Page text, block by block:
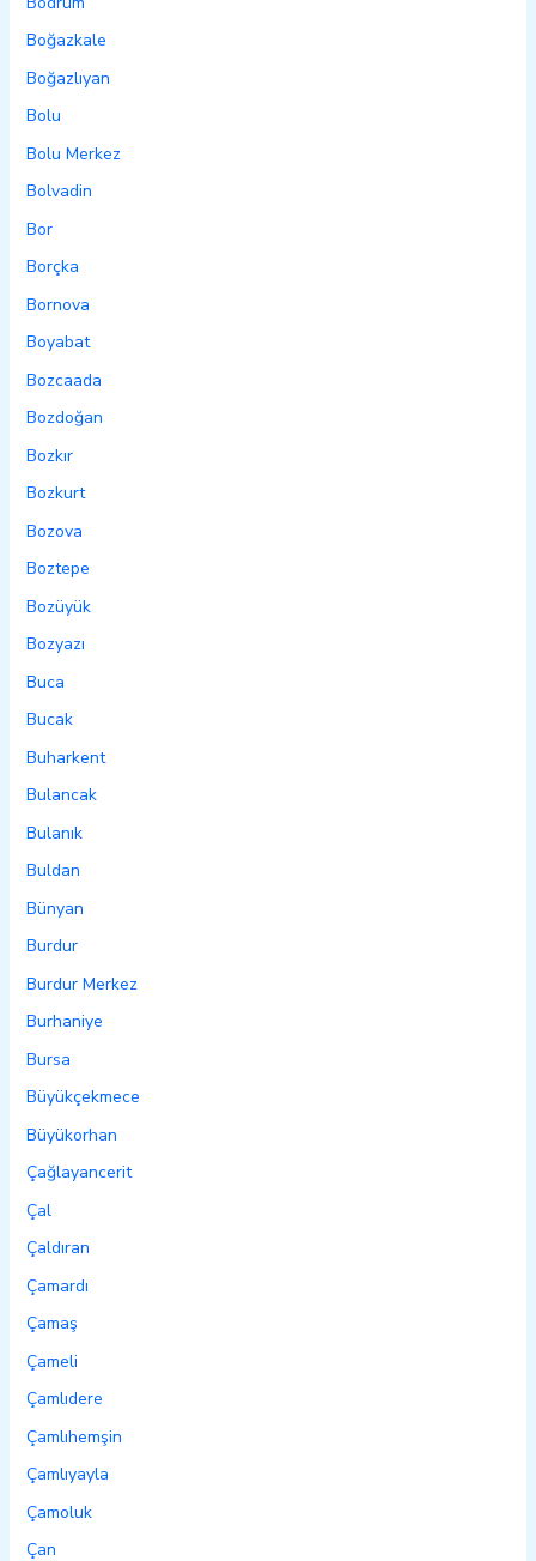
Boğazkale
Boğazlıyan
Bolu
Bolu Merkez
Bolvadin
Bor
Borçka
Bornova
Boyabat
Bozcaada
Bozdoğan
Bozkır
Bozkurt
Bozova
Boztepe
Bozüyük
Bozyazı
Buca
Bucak
Buharkent
Bulancak
Bulanık
Buldan
Bünyan
Burdur
Burdur Merkez
Burhaniye
Bursa
Büyükçekmece
Büyükorhan
Çağlayancerit
Çal
Çaldıran
Çamardı
Çamaş
Çameli
Çamlıdere
Çamlıhemşin
Çamlıyayla
Çamoluk
Çan